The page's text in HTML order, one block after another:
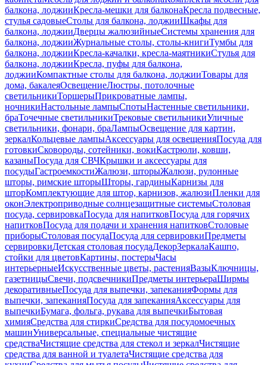
балкона, лоджииКресла-мешки для балконаКресла подвесные,
стулья садовыеСтолы для балкона, лоджииШкафы для
балкона, лоджииДверцы жалюзийныеСистемы хранения для
балкона, лоджииЖурнальные столы, столы-книгиТумбы для
балкона, лоджииКресла-качалки, кресла-маятникиСтулья для
балкона, лоджииКресла, пуфы для балкона,
лоджииКомпактные столы для балкона, лоджииТовары для
дома, бакалеяОсвещениеЛюстры, потолочные
светильникиТоршерыПрикроватные лампы,
ночникиНастольные лампыСпотыНастенные светильники,
браТочечные светильникиТрековые светильникиУличные
светильники, фонари, браЛампыОсвещение для картин,
зеркалКольцевые лампыАксессуары для освещенияПосуда для
готовкиСковороды, сотейники, вокиКастрюли, ковши,
казаныПосуда для СВЧКрышки и аксессуары для
посудыГастроемкостиЖалюзи, шторыЖалюзи, рулонные
шторы, римские шторыШторы, гардиныКарнизы для
шторКомплектующие для штор, карнизов, жалюзиПленки для
оконЭлектроприводные солнцезащитные системыСтоловая
посуда, сервировкаПосуда для напитковПосуда для горячих
напитковПосуда для подачи и хранения напитковСтоловые
приборыСтоловая посудаПосуда для сервировкиПредметы
сервировкиДетская столовая посудаДекорЗеркалаКашпо,
стойки для цветовКартины, постерыЧасы
интерьерныеИскусственные цветы, растенияВазыКлючницы,
газетницыСвечи, подсвечникиПредметы интерьераШирмы
декоративныеПосуда для выпечки, запеканияФормы для
выпечки, запеканияПосуда для запеканияАксессуары для
выпечкиБумага, фольга, рукава для выпечкиБытовая
химияСредства для стиркиСредства для посудомоечных
машинУниверсальные, специальные чистящие
средстваЧистящие средства для стекол и зеркалЧистящие
средства для ванной и туалетаЧистящие средства для